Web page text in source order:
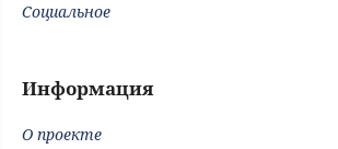
Социальное
Информация
О проекте